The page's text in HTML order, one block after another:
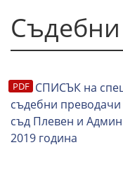
СПИСЪК на
съдебни
съд Плевен и
2019 година